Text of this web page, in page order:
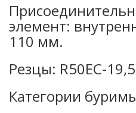
элемент:
110 мм.
Резцы: R50EC-19,5
Категории